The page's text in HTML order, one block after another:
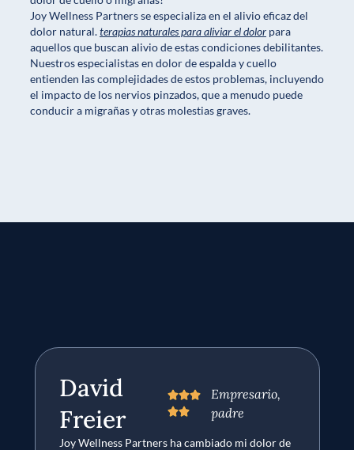
Joy Wellness Partners se especializa en el alivio eficaz del
dolor natural.terapias naturales para aliviar el dolor para
aquellos que buscan alivio de estas condiciones debilitantes.
Nuestros especialistas en dolor de espalda y cuello
entienden las complejidades de estos problemas, incluyendo
el impacto de los nervios pinzados, que a menudo puede
conducir a migrañas y otras molestias graves.
David
Freier


Empresario,
padre
Joy Wellness Partners ha cambiado mi dolor de